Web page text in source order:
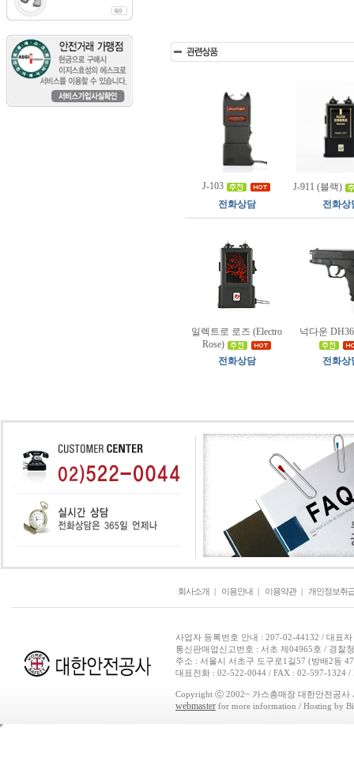
J-103
J-911 (블랙)
전화상담
전화상
일렉트로 로즈 (Electro
Rose)
넉다운
전화상담 전화상
회사소개 | 이용안내 | 이용약관| 개인정보취
사업자 등록번호 안내 : 207-02-44132 / 대표
통신판매업신고번호 : 서초 제04965호 / 경찰
주소 : 서울시 서초구 도구로1길57 (방배2동
대표전화 : 02-522-0044 / FAX : 02-597-1324 /
Copyright ⓒ 2002~ 가스총매장 대한안전공사
webmaster for more information / Hosting by